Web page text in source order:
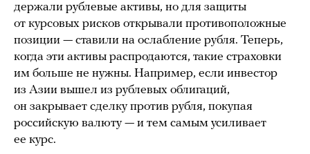
держали рублевые активы, но для защиты
от курсовых рисков открывали противоположные
позиции — ставили на ослабление рубля. Теперь,
когда эти активы распродаются, такие страховки
им больше не нужны. Например, если инвестор
из Азии вышел из рублевых облигаций,
он закрывает сделку против рубля, покупая
российскую валюту — и тем самым усиливает
ее курс.